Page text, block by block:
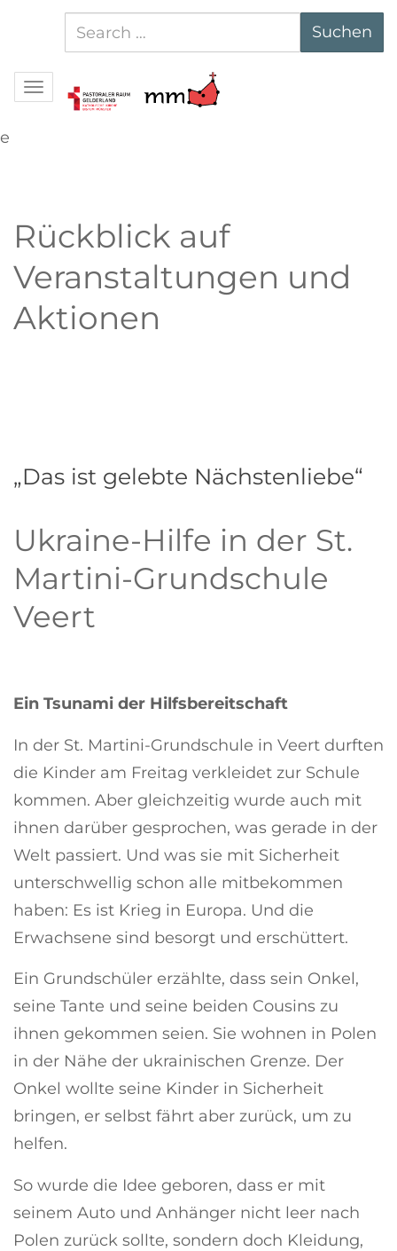
nach:
Suchen
Navigation
e
Rückblick auf
Veranstaltungen und
Aktionen
„Das ist gelebte Nächstenliebe“
Ukraine-Hilfe in der St.
Martini-Grundschule
Veert
Ein Tsunami der Hilfsbereitschaft
In der St. Martini-Grundschule in Veert durften
die Kinder am Freitag verkleidet zur Schule
kommen. Aber gleichzeitig wurde auch mit
ihnen darüber gesprochen, was gerade in der
Welt passiert. Und was sie mit Sicherheit
unterschwellig schon alle mitbekommen
haben: Es ist Krieg in Europa. Und die
Erwachsene sind besorgt und erschüttert.
Ein Grundschüler erzählte, dass sein Onkel,
seine Tante und seine beiden Cousins zu
ihnen gekommen seien. Sie wohnen in Polen
in der Nähe der ukrainischen Grenze. Der
Onkel wollte seine Kinder in Sicherheit
bringen, er selbst fährt aber zurück, um zu
helfen.
So wurde die Idee geboren, dass er mit
seinem Auto und Anhänger nicht leer nach
Polen zurück sollte, sondern doch Kleidung,